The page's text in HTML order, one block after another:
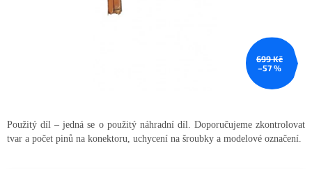
699 Kč
–57 %
Použitý díl – jedná se o použitý náhradní díl. Doporučujeme zkontrolovat
tvar a počet pinů na konektoru, uchycení na šroubky a modelové označení.